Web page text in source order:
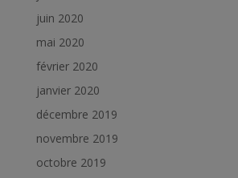
juin 2020
mai 2020
février 2020
janvier 2020
décembre 2019
novembre 2019
octobre 2019